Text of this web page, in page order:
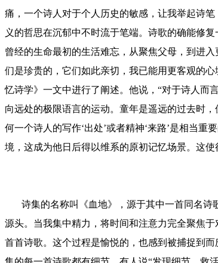
痛，一个诗人对于个人历史的敏感，让我举起诗
义的哲思在沉郁中不时流于笔端。诗歌的确能修
曾经的生命最初的生活难忘，从聚焦父母，到进
们是珍贵的，它们如此亲切，我已能用更客观的
忆诗学》一文中进行了阐述。他说，“对于诗人而
向远处的极限语言的运动。童年是遥远的过去时
何一个诗人的写作‘出处’或者精神‘来路’是相当
境，这成为他日后得以维系的原初记忆场景。这
诗集的名称叫《血地》，源于其中一首同名诗
源头。当我集中精力，将时间和注意力完全聚焦
首首诗歌。这个过程是愉悦的，也感到被捕捉到